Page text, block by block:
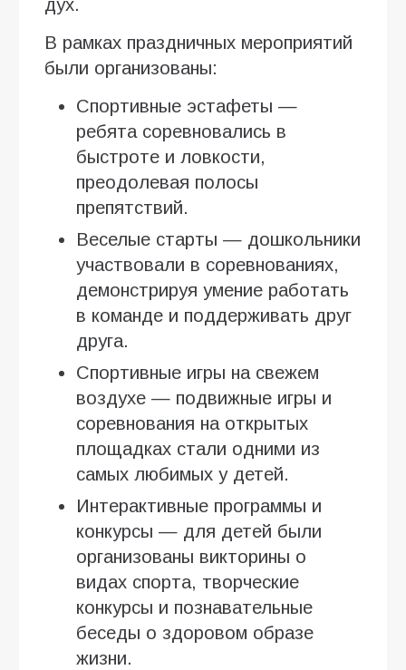
дух.
В рамках праздничных мероприятий
были организованы:
Спортивные эстафеты —
ребята соревновались в
быстроте и ловкости,
преодолевая полосы
препятствий.
Веселые старты — дошкольники
участвовали в соревнованиях,
демонстрируя умение работать
в команде и поддерживать друг
друга.
Спортивные игры на свежем
воздухе — подвижные игры и
соревнования на открытых
площадках стали одними из
самых любимых у детей.
Интерактивные программы и
конкурсы — для детей были
организованы викторины о
видах спорта, творческие
конкурсы и познавательные
беседы о здоровом образе
жизни.